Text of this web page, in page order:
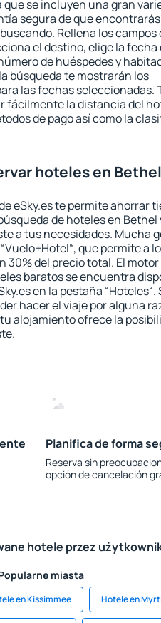
que se incluyen una gran
segura de que encontrarás
Rellena los campos
el destino, elige la fecha
de huéspedes y
búsqueda te mostrarán los
las fechas seleccionadas.
fácilmente la distancia del
de pago así como la
hoteles en
eSky.es te permite ahorrar
de hoteles en Bethel
a tus necesidades. Mucha
que permite a
30% del precio total. El motor
baratos se encuentra
en la pestaña “Hoteles“.
hacer el viaje por alguna
alojamiento ofrece la
Planifica de forma
Reserva sin
opción de cancelación
hotele przez
miasta
en Kissimmee Hotele en